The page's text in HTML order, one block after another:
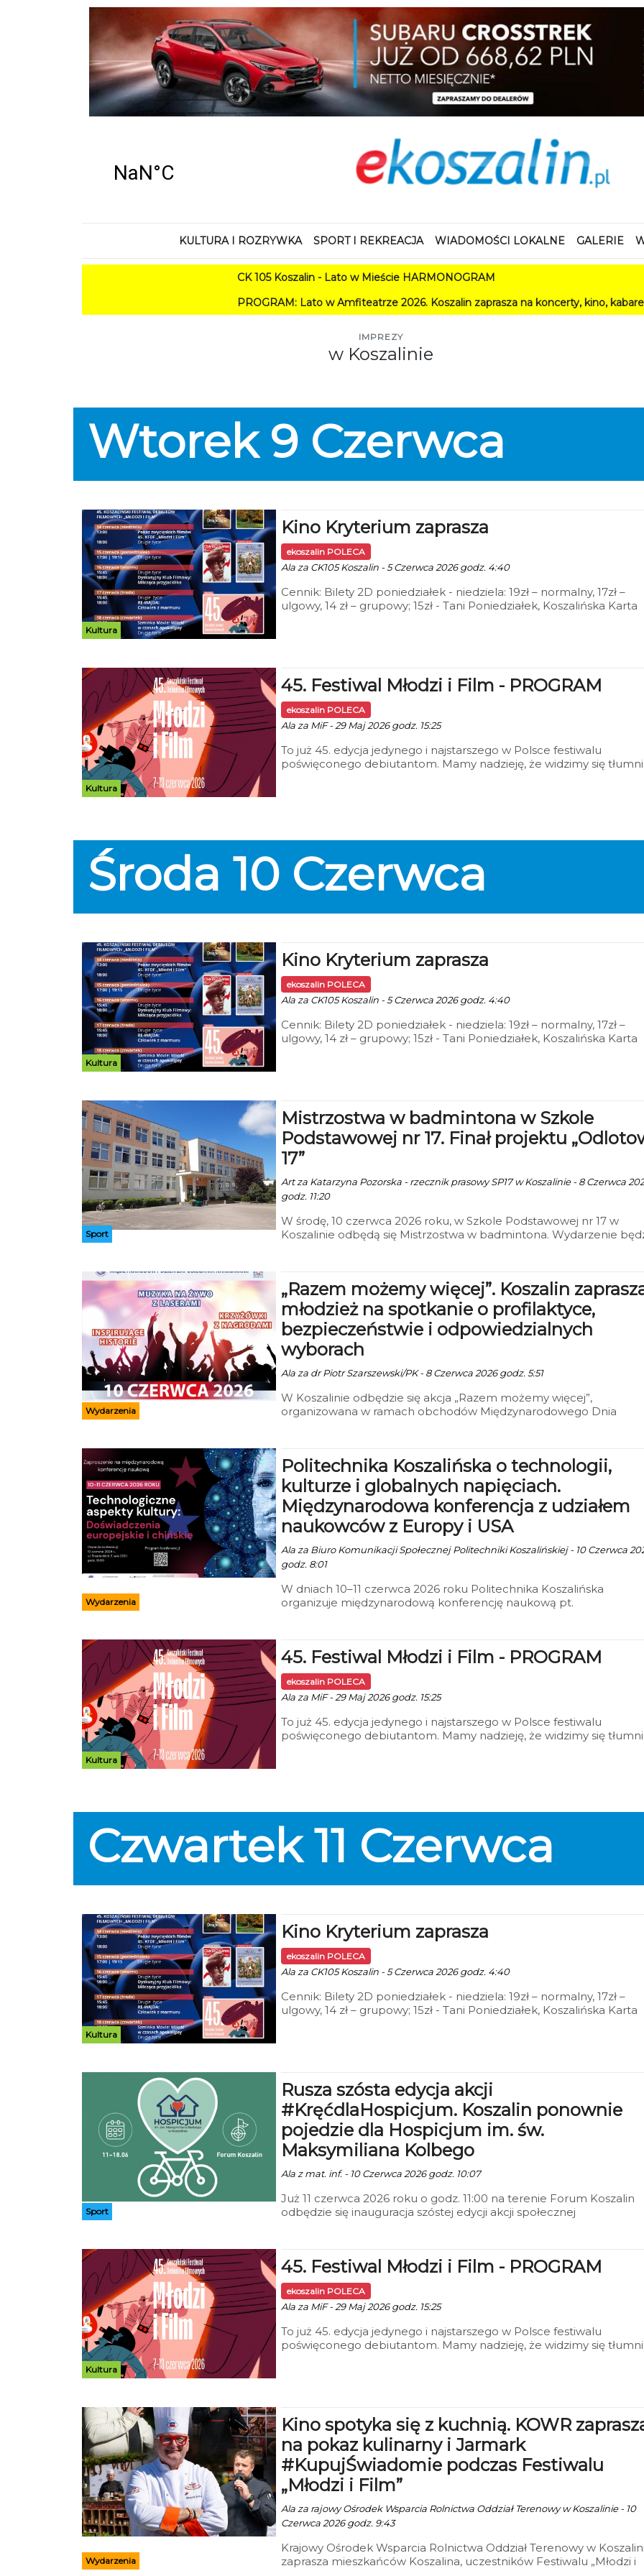
KULTURA I ROZRYWKA SPORT I REKREACJA WIADOMOŚCI LOKALNE GALERIE
CK 105 Koszalin - Lato w Mieście HARMONOGRAM
PROGRAM: Lato w Amfiteatrze 2026. Koszalin zaprasza na koncerty, kino, kabarety i
IMPREZY
w Koszalinie
Wtorek 9 Czerwca
Kultura
Kino Kryterium zaprasza
ekoszalin POLECA
Ala za CK105 Koszalin - 5 Czerwca 2026 godz. 4:40
Cennik: Bilety 2D poniedziałek - niedziela: 19zł – normalny, 17zł –
ulgowy, 14 zł – grupowy; 15zł - Tani Poniedziałek, Koszalińska Karta
Kultura
45. Festiwal Młodzi i Film - PROGRAM
ekoszalin POLECA
Ala za MiF - 29 Maj 2026 godz. 15:25
To już 45. edycja jedynego i najstarszego w Polsce festiwalu
poświęconego debiutantom. Mamy nadzieję, że widzimy się
Środa 10 Czerwca
Kultura
Kino Kryterium zaprasza
ekoszalin POLECA
Ala za CK105 Koszalin - 5 Czerwca 2026 godz. 4:40
Cennik: Bilety 2D poniedziałek - niedziela: 19zł – normalny, 17zł –
ulgowy, 14 zł – grupowy; 15zł - Tani Poniedziałek, Koszalińska Karta
Sport
Mistrzostwa w badmintona w Szkole
Podstawowej nr 17. Finał projektu
17”
Art za Katarzyna Pozorska - rzecznik prasowy SP17 w Koszalinie - 8 Czerwca
godz. 11:20
W środę, 10 czerwca 2026 roku, w Szkole Podstawowej nr 17 w
Koszalinie odbędą się Mistrzostwa w badmintona. Wydarzenie
Wydarzenia
„Razem możemy więcej”. Koszalin
młodzież na spotkanie o profilaktyce,
bezpieczeństwie i odpowiedzialnych
wyborach
Ala za dr Piotr Szarszewski/PK - 8 Czerwca 2026 godz. 5:51
W Koszalinie odbędzie się akcja „Razem możemy więcej”,
organizowana w ramach obchodów Międzynarodowego Dnia
Wydarzenia
Politechnika Koszalińska o technologii,
kulturze i globalnych napięciach.
Międzynarodowa konferencja z udziałem
naukowców z Europy i USA
Ala za Biuro Komunikacji Społecznej Politechniki Koszalińskiej - 10 Czerwca
godz. 8:01
W dniach 10–11 czerwca 2026 roku Politechnika Koszalińska
organizuje międzynarodową konferencję naukową pt.
Zjednoczonych, Niemiec, Portugalii, Czech, Słowacji i Ukrainy.
Kultura
45. Festiwal Młodzi i Film - PROGRAM
ekoszalin POLECA
Ala za MiF - 29 Maj 2026 godz. 15:25
To już 45. edycja jedynego i najstarszego w Polsce festiwalu
poświęconego debiutantom. Mamy nadzieję, że widzimy się
Czwartek 11 Czerwca
Kultura
Kino Kryterium zaprasza
ekoszalin POLECA
Ala za CK105 Koszalin - 5 Czerwca 2026 godz. 4:40
Cennik: Bilety 2D poniedziałek - niedziela: 19zł – normalny, 17zł –
ulgowy, 14 zł – grupowy; 15zł - Tani Poniedziałek, Koszalińska Karta
Sport
Rusza szósta edycja akcji
#KręćdlaHospicjum. Koszalin ponownie
pojedzie dla Hospicjum im. św.
Maksymiliana Kolbego
Ala z mat. inf. - 10 Czerwca 2026 godz. 10:07
Już 11 czerwca 2026 roku o godz. 11:00 na terenie Forum Koszalin
odbędzie się inauguracja szóstej edycji akcji społecznej
osobom potrzebującym.
Kultura
45. Festiwal Młodzi i Film - PROGRAM
ekoszalin POLECA
Ala za MiF - 29 Maj 2026 godz. 15:25
To już 45. edycja jedynego i najstarszego w Polsce festiwalu
poświęconego debiutantom. Mamy nadzieję, że widzimy się
Wydarzenia
Kino spotyka się z kuchnią. KOWR
na pokaz kulinarny i Jarmark
#KupujŚwiadomie podczas Festiwalu
„Młodzi i Film”
Ala za rajowy Ośrodek Wsparcia Rolnictwa Oddział Terenowy w Koszalinie - 10
Czerwca 2026 godz. 9:43
Krajowy Ośrodek Wsparcia Rolnictwa Oddział Terenowy w
zaprasza mieszkańców Koszalina, uczestników Festiwalu „Młodzi i